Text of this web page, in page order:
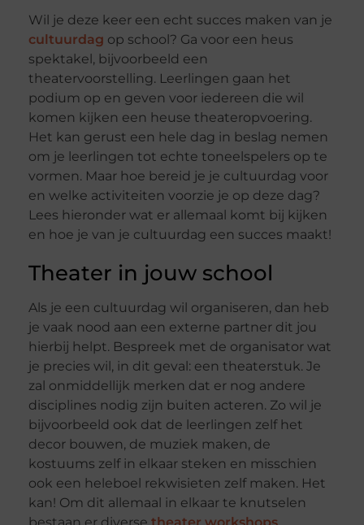
Wil je deze keer een echt succes maken van je
cultuurdag op school? Ga voor een heus
spektakel, bijvoorbeeld een
theatervoorstelling. Leerlingen gaan het
podium op en geven voor iedereen die wil
komen kijken een heuse theateropvoering.
Het kan gerust een hele dag in beslag nemen
om je leerlingen tot echte toneelspelers op te
vormen. Maar hoe bereid je je cultuurdag voor
en welke activiteiten voorzie je op deze dag?
Lees hieronder wat er allemaal komt bij kijken
en hoe je van je cultuurdag een succes maakt!
Theater in jouw school
Als je een cultuurdag wil organiseren, dan heb
je vaak nood aan een externe partner dit jou
hierbij helpt. Bespreek met de organisator wat
je precies wil, in dit geval: een theaterstuk. Je
zal onmiddellijk merken dat er nog andere
disciplines nodig zijn buiten acteren. Zo wil je
bijvoorbeeld ook dat de leerlingen zelf het
decor bouwen, de muziek maken, de
kostuums zelf in elkaar steken en misschien
ook een heleboel rekwisieten zelf maken. Het
kan! Om dit allemaal in elkaar te knutselen